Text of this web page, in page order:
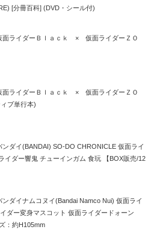
[分冊百科] (DVD・シール付)
面ライダーＢｌａｃｋ × 仮面ライダーＺＯ
面ライダーＢｌａｃｋ × 仮面ライダーＺＯ
ブ単行本)
ンダイ(BANDAI) SO-DO CHRONICLE 仮面ライ
イダー響鬼 チューインガム 食玩 【BOX販売/12
ンダイナムコヌイ(Bandai Namco Nui) 仮面ライ
ダー変身マスコット 仮面ライダードォーン
：約H105mm